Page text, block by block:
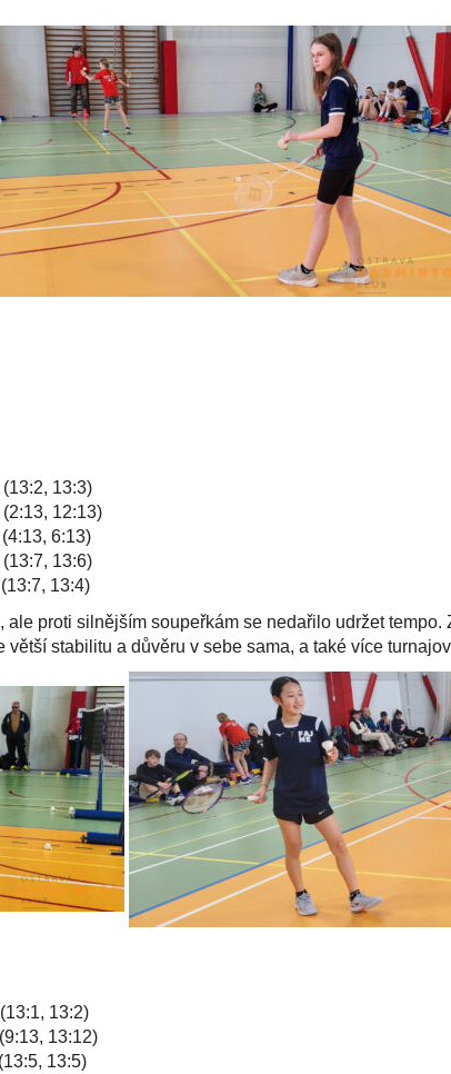
13:3)
12:13)
6:13)
13:6)
13:4)
proti silnějším soupeřkám se nedařilo udržet
stabilitu a důvěru v sebe sama, a také více
13:2)
13:12)
13:5)